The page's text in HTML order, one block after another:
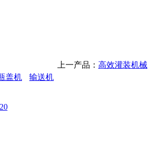
上一产品： 高效灌装机械
盖机 输送机